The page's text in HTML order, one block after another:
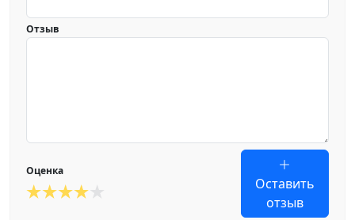
Отзыв
Оценка
Оставить
отзыв